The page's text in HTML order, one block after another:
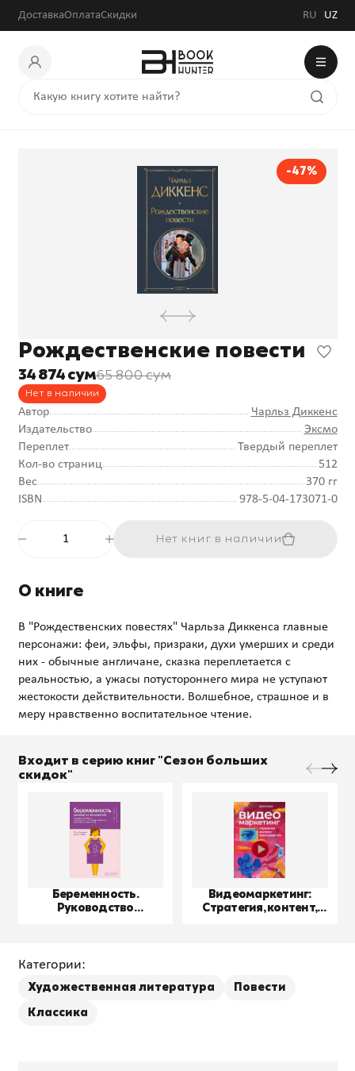
ДоставкаОплатаСкидки RU UZ
-47%
Рождественские повести
34 874 сум65 800 сум
Нет в наличии
Автор
Чарльз Диккенс
Издательство
Эксмо
Переплет
Твердый переплет
Кол-во страниц
512
Вес
370 гг
ISBN
978-5-04-173071-0
Нет книг в наличии
О книге
В "Рождественских повестях" Чарльза Диккенса главные
персонажи: феи, эльфы, призраки, духи умерших и среди
них - обычные англичане, сказка переплетается с
реальностью, а ужасы потустороннего мира не уступают
жестокости действительности. Волшебное, страшное и в
Входит в серию книг "Сезон больших
скидок"
Беременность.
Руководство
Видеомаркетинг:
Стратегия, контент,
Категории:
Художественная литература
Повести
Классика